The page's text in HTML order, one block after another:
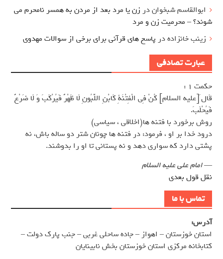
ابوالقاسم شبخواندر زن یا مرد بعد از مردن به همسر نامحرم می
شوند؟ – محرمیت زن و مرد
زینب خانزادهدر پاسخ های قرآنی برای برخی از سوالات مهدوی
عبارت تصادفی
حکمت 1 :
قَال َ[عليه السلام] كُنْ فِى الْفِتْنَةِ كَابْنِ اللَّبُونِ لَا ظَهْرٌ فَيُرْكَبَ وَ لَا ضَرْعٌ
فَيُحْلَبَ.
روش برخورد با فتنه ها(اخلاقى ، سياسى)
درود خدا بر او ، فرمود: در فتنه ها چونان شتر دو ساله باش، نه
پشتى دارد كه سوارى دهد و نه پستانى تا او را بدوشند.
—امام علی علیه السلام
نقل قول بعدی
تماس با ما
آدرس:
استان خوزستان – اهواز – جاده ساحلی غربی – جنب پارک دولت –
کتابخانه مرکزی استان خوزستان بخش نابینایان